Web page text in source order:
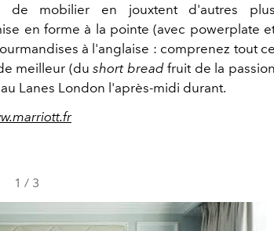
mobilier en jouxtent d'autres plus
en forme à la pointe (avec powerplate
à l'anglaise : comprenez tout ce
meilleur (dushort breadfruit de la passion
Lanes London l'après-midi durant.
1 / 3